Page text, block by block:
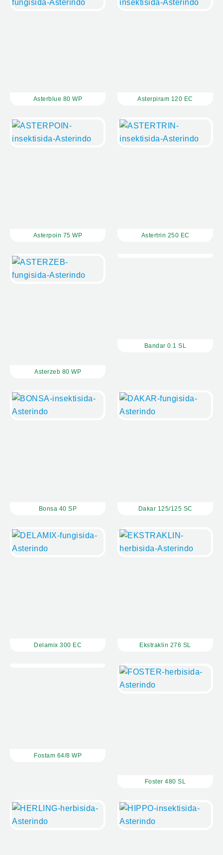
Asterblue 80 WP Asterpiram 120 EC
Asterpoin 75 WP Astertrin 250 EC
Asterzeb 80 WP
Bandar 0.1 SL
Bonsa 40 SP Dakar 125/125 SC
Delamix 300 EC Ekstraklin 276 SL
Fostam 64/8 WP
Foster 480 SL